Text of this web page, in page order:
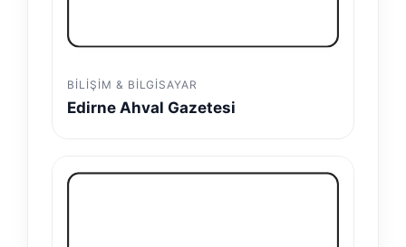
BILIŞIM & BILGISAYAR
Edirne Ahval Gazetesi